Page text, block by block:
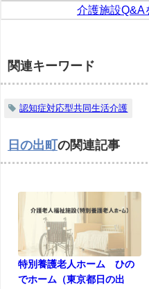
介護施設Q&A
関連キーワード
認知症対応型共同生活介護
日の出町 の関連記事
特別養護老人ホーム ひの
でホーム（東京都日の出